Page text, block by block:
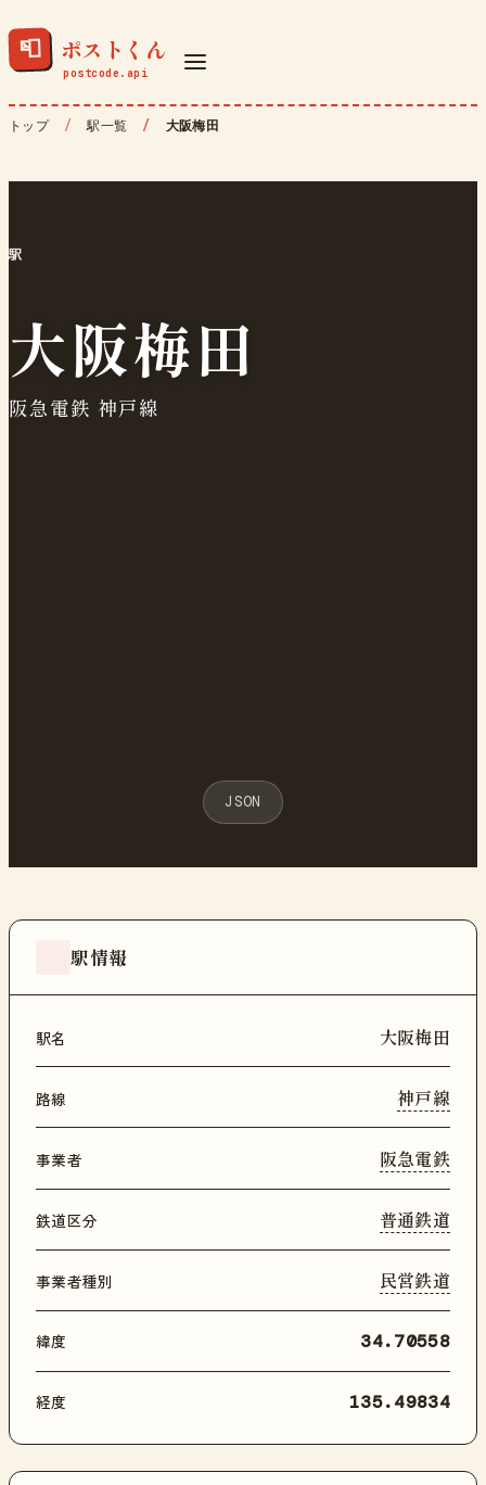
📮 ポストくん
トップ 駅一覧 大阪梅田
駅
大阪梅田
阪急電鉄 神戸線
JSON
駅情報
駅名 大阪梅田
路線 神戸線
事業者 阪急電鉄
鉄道区分 普通鉄道
事業者種別 民営鉄道
緯度 34.70558
経度 135.49834